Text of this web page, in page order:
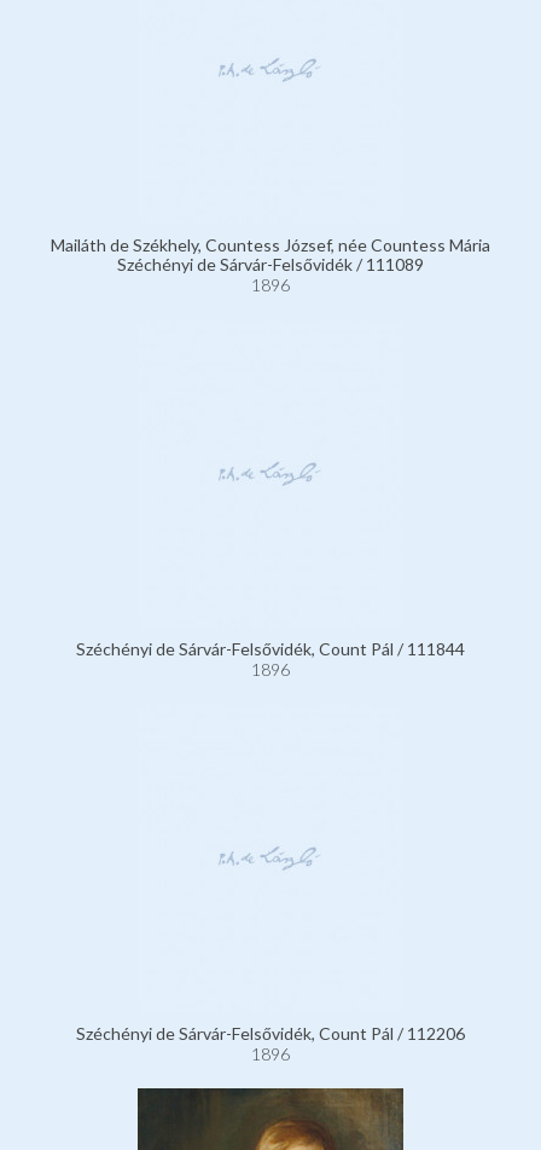
Mailáth de Székhely, Countess József, née Countess Mária
Széchényi de Sárvár-Felsővidék / 111089
1896
Széchényi de Sárvár-Felsővidék, Count Pál / 111844
1896
Széchényi de Sárvár-Felsővidék, Count Pál / 112206
1896